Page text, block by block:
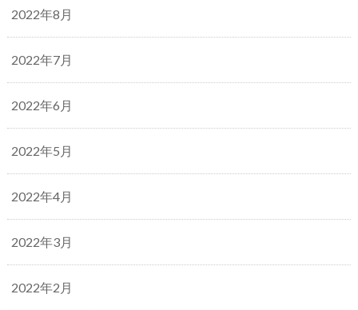
2022年8月
2022年7月
2022年6月
2022年5月
2022年4月
2022年3月
2022年2月